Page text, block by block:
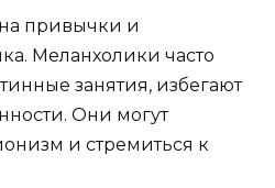
привычки и
Меланхолики часто
занятия, избегают
Они могут
и стремиться к